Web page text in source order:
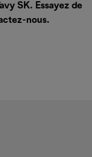
SK. Essayez de
nous.